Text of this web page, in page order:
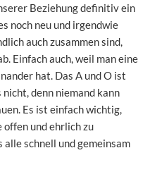
Beziehung definitiv ein
noch neu und irgendwie
auch zusammen sind,
Einfach auch, weil man eine
hat. Das A und O ist
denn niemand kann
Es ist einfach wichtig,
offen und ehrlich zu
alle schnell und gemeinsam